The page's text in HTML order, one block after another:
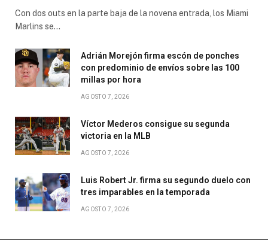
Con dos outs en la parte baja de la novena entrada, los Miami
Marlins se…
Adrián Morejón firma escón de ponches
con predominio de envíos sobre las 100
millas por hora
AGOSTO 7, 2026
Víctor Mederos consigue su segunda
victoria en la MLB
AGOSTO 7, 2026
Luis Robert Jr. firma su segundo duelo con
tres imparables en la temporada
AGOSTO 7, 2026